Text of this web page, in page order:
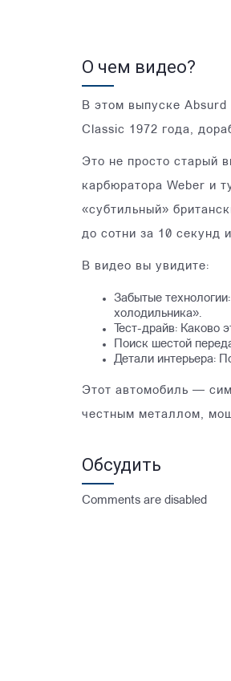
О чем видео?
В этом выпуске
Classic 1972 года,
Это не просто старый
карбюратора Weber и
«субтильный»
до сотни за 10 секунд
В видео вы увидите:
Забытые
холодильника».
Тест-драйв: Каково
Поиск шестой
Детали интерьера:
Этот автомобиль —
честным металлом,
Обсудить
Comments are disabled